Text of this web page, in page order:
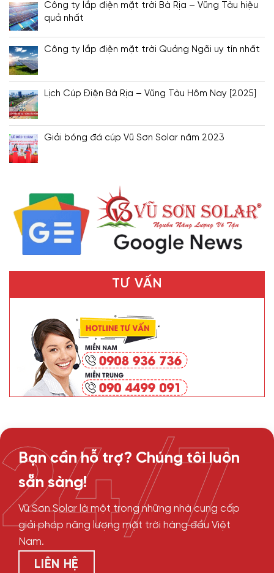
Công ty lắp điện mặt trời Bà Rịa – Vũng Tàu hiệu
quả nhất
Công ty lắp điện mặt trời Quảng Ngãi uy tín nhất
Lịch Cúp Điện Bà Rịa – Vũng Tàu Hôm Nay [2025]
Giải bóng đá cúp Vũ Sơn Solar năm 2023
TƯ VẤN
Bạn cần hỗ trợ? Chúng tôi luôn
sẵn sàng!
Vũ Sơn Solar là một trong những nhà cung cấp
giải pháp năng lượng mặt trời hàng đầu Việt
Nam.
LIÊN HỆ
24/7